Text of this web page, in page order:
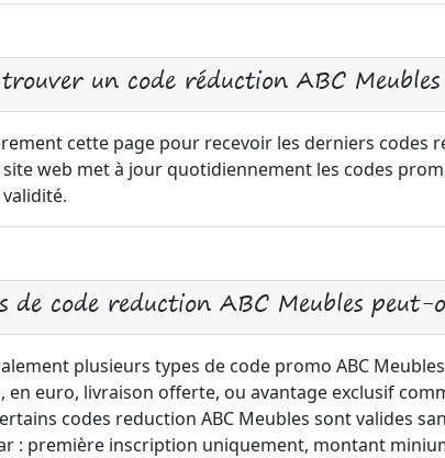
un code réduction ABC
cette page pour recevoir les derniers codes
web met à jour quotidiennement les codes
de code reduction ABC Meubles
plusieurs types de code promo ABC
en euro, livraison offerte, ou avantage exclusif
codes reduction ABC Meubles sont valides
: première inscription uniquement, montant